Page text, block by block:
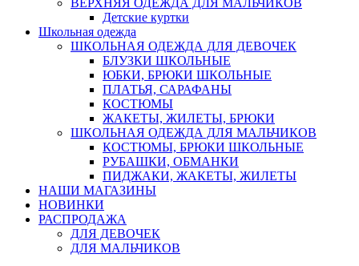
ВЕРХНЯЯ ОДЕЖДА ДЛЯ МАЛЬЧИКОВ
Детские куртки
Школьная одежда
ШКОЛЬНАЯ ОДЕЖДА ДЛЯ ДЕВОЧЕК
БЛУЗКИ ШКОЛЬНЫЕ
ЮБКИ, БРЮКИ ШКОЛЬНЫЕ
ПЛАТЬЯ, САРАФАНЫ
КОСТЮМЫ
ЖАКЕТЫ, ЖИЛЕТЫ, БРЮКИ
ШКОЛЬНАЯ ОДЕЖДА ДЛЯ МАЛЬЧИКОВ
КОСТЮМЫ, БРЮКИ ШКОЛЬНЫЕ
РУБАШКИ, ОБМАНКИ
ПИДЖАКИ, ЖАКЕТЫ, ЖИЛЕТЫ
НАШИ МАГАЗИНЫ
НОВИНКИ
РАСПРОДАЖА
ДЛЯ ДЕВОЧЕК
ДЛЯ МАЛЬЧИКОВ